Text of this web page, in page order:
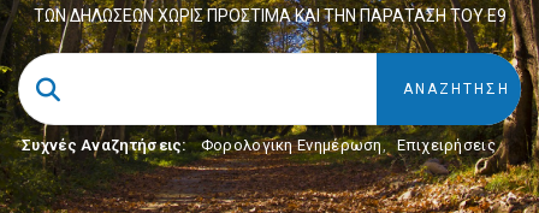
ΤΩΝ ΔΗΛΩΣΕΩΝ ΧΩΡΙΣ ΠΡΟΣΤΙΜΑ ΚΑΙ ΤΗΝ ΠΑΡΑΤΑΣΗ ΤΟΥ Ε9
Συχνές Αναζητήσεις: Φορολογικη Ενημέρωση, Επιχειρήσεις